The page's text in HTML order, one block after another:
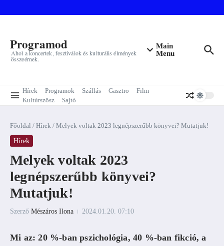
Programod
Ahol a koncertek, fesztiválok és kulturális élmények
összeérnek.
Main
Menu
Hírek Programok Szállás Gasztro
Film
Kultúrszösz
Sajtó
Főoldal / Hírek / Melyek voltak 2023 legnépszerűbb könyvei? Mutatjuk!
Hírek
Melyek voltak 2023
legnépszerűbb könyvei?
Mutatjuk!
Szerző Mészáros Ilona 2024.01.20. 07:10
Mi az: 20 %-ban pszichológia, 40 %-ban fikció, a